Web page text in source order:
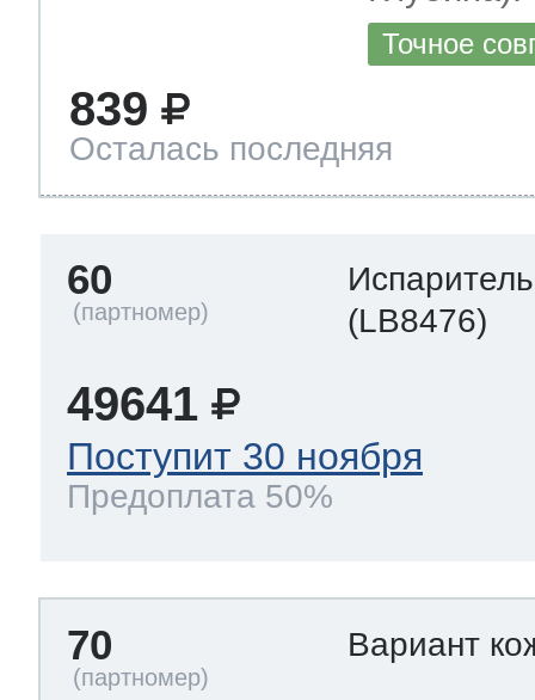
Точное
839
Осталась последняя
60
Испаритель
(LB8476)
49641
Поступит 30 ноября
Предоплата 50%
70 Вариант